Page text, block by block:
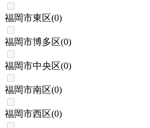
福岡市東区(0)
福岡市博多区(0)
福岡市中央区(0)
福岡市南区(0)
福岡市西区(0)